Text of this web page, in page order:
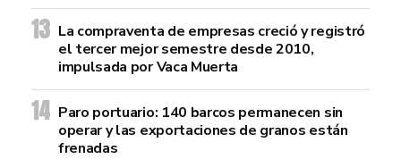
La compraventa de empresas creció y registró
el tercer mejor semestre desde 2010,
impulsada por Vaca Muerta
Paro portuario: 140 barcos permanecen sin
operar y las exportaciones de granos están
frenadas